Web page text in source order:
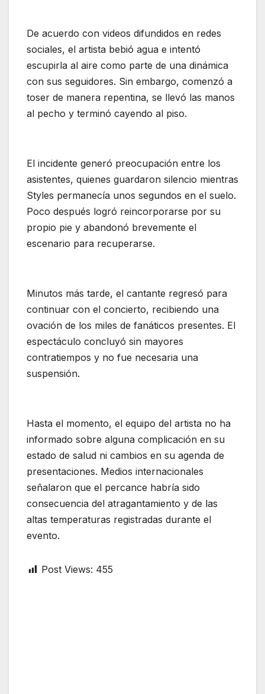
De acuerdo con videos difundidos en redes
sociales, el artista bebió agua e intentó
escupirla al aire como parte de una dinámica
con sus seguidores. Sin embargo, comenzó a
toser de manera repentina, se llevó las manos
al pecho y terminó cayendo al piso.
El incidente generó preocupación entre los
asistentes, quienes guardaron silencio mientras
Styles permanecía unos segundos en el suelo.
Poco después logró reincorporarse por su
propio pie y abandonó brevemente el
escenario para recuperarse.
Minutos más tarde, el cantante regresó para
continuar con el concierto, recibiendo una
ovación de los miles de fanáticos presentes. El
espectáculo concluyó sin mayores
contratiempos y no fue necesaria una
suspensión.
Hasta el momento, el equipo del artista no ha
informado sobre alguna complicación en su
estado de salud ni cambios en su agenda de
presentaciones. Medios internacionales
señalaron que el percance habría sido
consecuencia del atragantamiento y de las
altas temperaturas registradas durante el
evento.
Post Views: 455